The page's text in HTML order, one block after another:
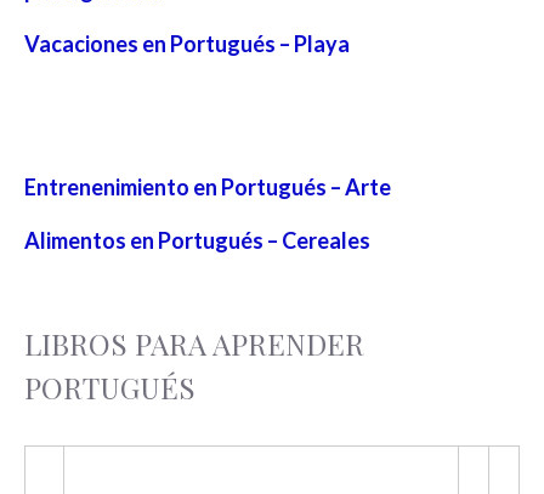
Vacaciones en Portugués – Playa
Entrenenimiento en Portugués – Arte
Alimentos en Portugués – Cereales
LIBROS PARA APRENDER
PORTUGUÉS